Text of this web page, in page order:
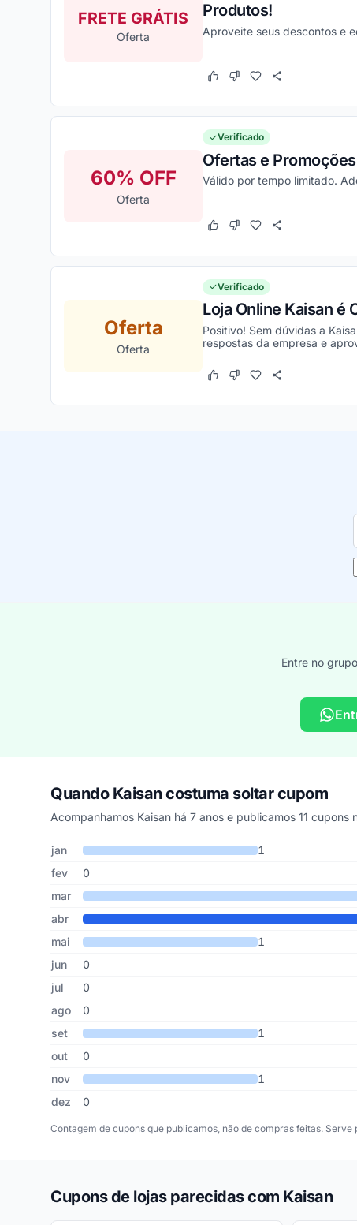
FRETE GRÁTIS
Oferta
Produtos!
Aproveite seus descontos e
Este cupom funcionou
Este cupom não funcionou
60% OFF
Oferta
Verificado
Ofertas e
Válido por tempo limitado.
Este cupom funcionou
Este cupom não funcionou
Oferta
Oferta
Verificado
Loja Online Kaisan é
Positivo! Sem dúvidas a
respostas da empresa e
Este cupom funcionou
Este cupom não funcionou
Entre no
Quando Kaisan costuma soltar cupom
Acompanhamos Kaisan há 7 anos e publicamos 11
Cupons de Kaisan publicados por mês, somando os últimos
Mês Cupons publicadosDesconto médio
jan
1
fev
0
mar
abr
mai
1
jun
0
jul
0
ago
0
set
1
out
0
nov
1
dez
0
Contagem de cupons que publicamos, não de compras feitas.
Cupons de lojas parecidas com Kaisan